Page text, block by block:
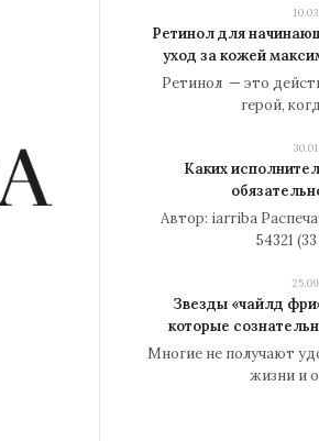
Ретинол для
уход за кожей
Ретинол — это
герой,
Каких
Автор: iarriba
54321
Звезды «чайлд
которые
Многие не получают
жизни и